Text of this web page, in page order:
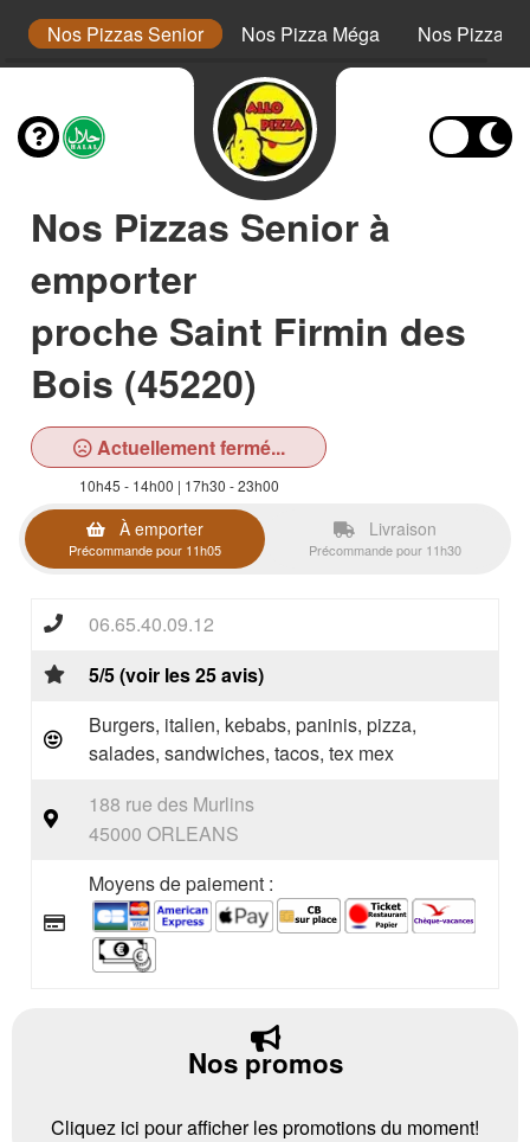
Nos Pizzas Senior Nos Pizza Méga Nos Pizzas
Nos Pizzas Senior à
emporter
proche Saint Firmin des
Bois (45220)
Actuellement fermé...
10h45 - 14h00 | 17h30 - 23h00
À emporter
Précommande pour 11h05
Livraison
Précommande pour 11h30
06.65.40.09.12
5/5 (voir les 25 avis)
Burgers, italien, kebabs, paninis, pizza,
salades, sandwiches, tacos, tex mex
188 rue des Murlins
45000 ORLEANS
Moyens de paiement :
Nos promos
Cliquez ici pour afficher les promotions du moment!